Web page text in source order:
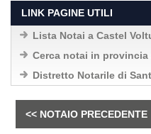
LINK PAGINE UTILI
Lista Notai a Castel
Cerca notai in provincia
Distretto Notarile di
<< NOTAIO PRECEDENTE